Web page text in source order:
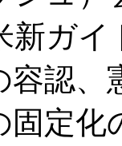
新ガ
容認、
固定